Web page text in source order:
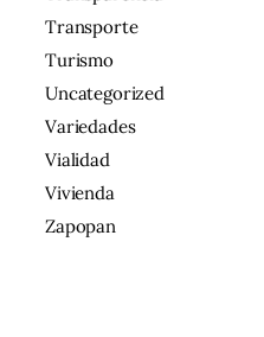
Transporte
Turismo
Uncategorized
Variedades
Vialidad
Vivienda
Zapopan